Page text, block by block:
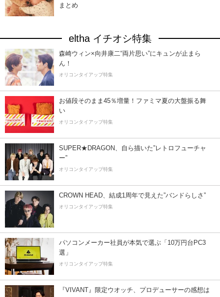
まとめ
eltha イチオシ特集
森崎ウィン×向井康二“両片思い”にキュンが止まら
ん！
オリコンタイアップ特集
お値段そのまま45％増量！ファミマ夏の大盤振る舞
い
オリコンタイアップ特集
SUPER★DRAGON、自ら描いた”レトロフューチャ
ー”
オリコンタイアップ特集
CROWN HEAD、結成1周年で見えた”バンドらしさ”
オリコンタイアップ特集
パソコンメーカー社員が本気で選ぶ「10万円台PC3
選」
オリコンタイアップ特集
『VIVANT』限定ウオッチ、プロデューサーの感想は